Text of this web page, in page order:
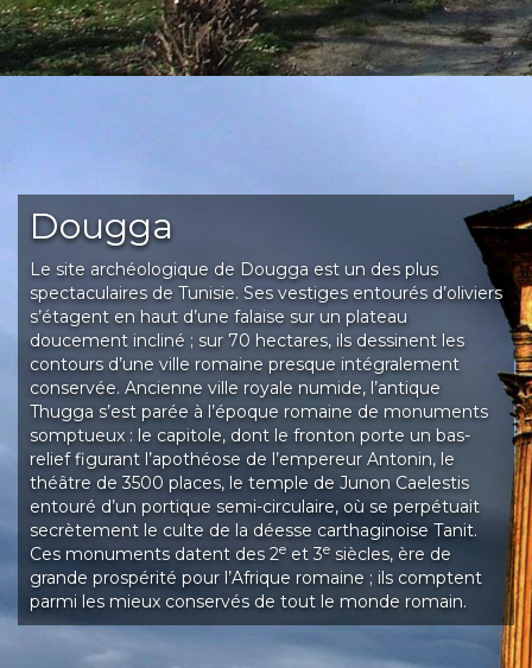
Dougga
Le site archéologique de Dougga est un des plus
spectaculaires de Tunisie. Ses vestiges entourés d’oliviers
s’étagent en haut d’une falaise sur un plateau
doucement incliné ; sur 70 hectares, ils dessinent les
contours d’une ville romaine presque intégralement
conservée. Ancienne ville royale numide, l’antique
Thugga s’est parée à l’époque romaine de monuments
somptueux : le capitole, dont le fronton porte un bas-
relief figurant l’apothéose de l’empereur Antonin, le
théâtre de 3500 places, le temple de Junon Caelestis
entouré d’un portique semi-circulaire, où se perpétuait
secrètement le culte de la déesse carthaginoise Tanit.
Ces monuments datent des 2e et 3e siècles, ère de
grande prospérité pour l’Afrique romaine ; ils comptent
parmi les mieux conservés de tout le monde romain.